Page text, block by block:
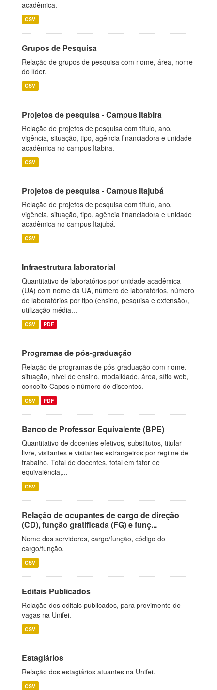
acadêmica.
CSV
Grupos de Pesquisa
Relação de grupos de pesquisa com nome, área, nome
do líder.
CSV
Projetos de pesquisa - Campus Itabira
Relação de projetos de pesquisa com título, ano,
vigência, situação, tipo, agência financiadora e unidade
acadêmica no campus Itabira.
CSV
Projetos de pesquisa - Campus Itajubá
Relação de projetos de pesquisa com título, ano,
vigência, situação, tipo, agência financiadora e unidade
acadêmica no campus Itajubá.
CSV
Infraestrutura laboratorial
Quantitativo de laboratórios por unidade acadêmica
(UA) com nome da UA, número de laboratórios, número
de laboratórios por tipo (ensino, pesquisa e extensão),
utilização média...
CSV PDF
Programas de pós-graduação
Relação de programas de pós-graduação com nome,
situação, nível de ensino, modalidade, área, sítio web,
conceito Capes e número de discentes.
CSV PDF
Banco de Professor Equivalente (BPE)
Quantitativo de docentes efetivos, substitutos, titular-
livre, visitantes e visitantes estrangeiros por regime de
trabalho. Total de docentes, total em fator de
equivalência,...
CSV
Relação de ocupantes de cargo de direção
(CD), função gratificada (FG) e funç...
Nome dos servidores, cargo/função, código do
cargo/função.
CSV
Editais Publicados
Relação dos editais publicados, para provimento de
vagas na Unifei.
CSV
Estagiários
Relação dos estagiários atuantes na Unifei.
CSV